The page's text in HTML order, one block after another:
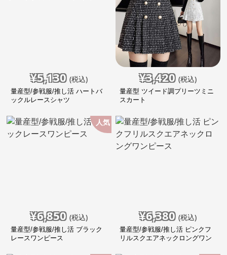
¥5,130 (税込)
量産型/参戦服/推し活 ハートバ
ックルレースシャツ
¥3,420 (税込)
量産型 ツイード調プリーツミニ
スカート
人気
¥6,850 (税込)
量産型/参戦服/推し活 ブラック
レースワンピース
¥6,380 (税込)
量産型/参戦服/推し活 ピンクフ
リルスクエアネックロングワン